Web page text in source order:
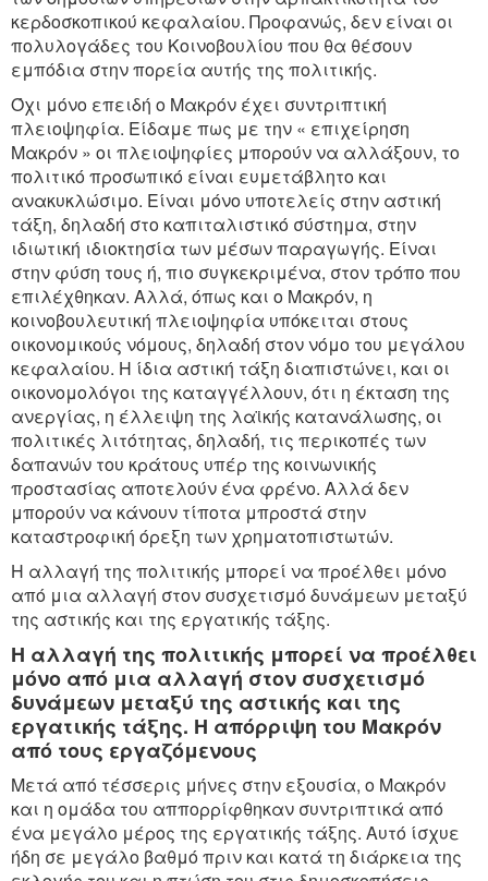
κερδοσκοπικού κεφαλαίου. Προφανώς, δεν είναι οι
πολυλογάδες του Κοινοβουλίου που θα θέσουν
εμπόδια στην πορεία αυτής της πολιτικής.
Όχι μόνο επειδή ο Μακρόν έχει συντριπτική
πλειοψηφία. Είδαμε πως με την « επιχείρηση
Μακρόν » οι πλειοψηφίες μπορούν να αλλάξουν, το
πολιτικό προσωπικό είναι ευμετάβλητο και
ανακυκλώσιμο. Είναι μόνο υποτελείς στην αστική
τάξη, δηλαδή στο καπιταλιστικό σύστημα, στην
ιδιωτική ιδιοκτησία των μέσων παραγωγής. Είναι
στην φύση τους ή, πιο συγκεκριμένα, στον τρόπο που
επιλέχθηκαν. Αλλά, όπως και ο Mακρόν, η
κοινοβουλευτική πλειοψηφία υπόκειται στους
οικονομικούς νόμους, δηλαδή στον νόμο του μεγάλου
κεφαλαίου. Η ίδια αστική τάξη διαπιστώνει, και οι
οικονομολόγοι της καταγγέλλουν, ότι η έκταση της
ανεργίας, η έλλειψη της λαϊκής κατανάλωσης, οι
πολιτικές λιτότητας, δηλαδή, τις περικοπές των
δαπανών του κράτους υπέρ της κοινωνικής
προστασίας αποτελούν ένα φρένο. Αλλά δεν
μπορούν να κάνουν τίποτα μπροστά στην
καταστροφική όρεξη των χρηματοπιστωτών.
Η αλλαγή της πολιτικής μπορεί να προέλθει μόνο
από μια αλλαγή στον συσχετισμό δυνάμεων μεταξύ
της αστικής και της εργατικής τάξης.
Η αλλαγή της πολιτικής μπορεί να προέλθει
μόνο από μια αλλαγή στον συσχετισμό
δυνάμεων μεταξύ της αστικής και της
εργατικής τάξης. Η απόρριψη του Μακρόν
από τους εργαζόμενους
Μετά από τέσσερις μήνες στην εξουσία, ο Μακρόν
και η ομάδα του αππορρίφθηκαν συντριπτικά από
ένα μεγάλο μέρος της εργατικής τάξης. Αυτό ίσχυε
ήδη σε μεγάλο βαθμό πριν και κατά τη διάρκεια της